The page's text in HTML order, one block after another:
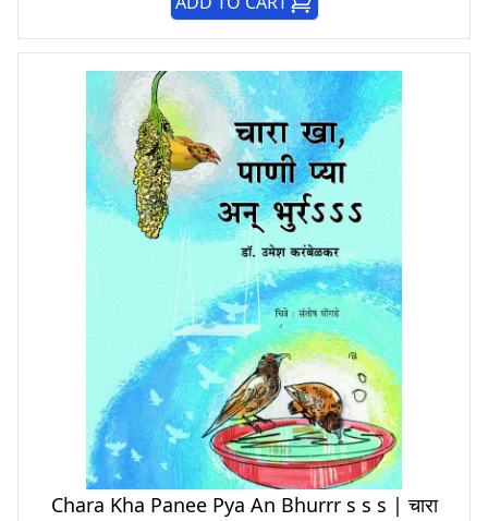
Chara Kha Panee Pya An Bhurrr s s s | चारा